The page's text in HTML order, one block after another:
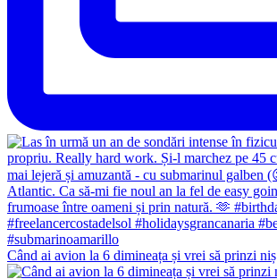
Când ai avion la 6 dimineața și vrei să prinzi niș